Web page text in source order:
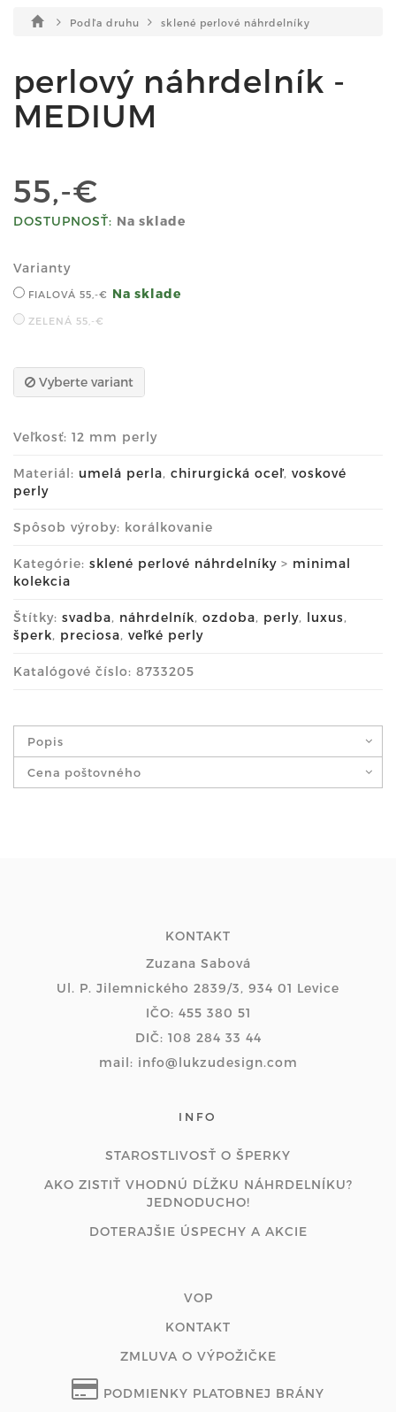
Podľa druhu sklené perlové náhrdelníky
perlový náhrdelník -
MEDIUM
55,-€
DOSTUPNOSŤ: Na sklade
Varianty
FIALOVÁ 55,-€ Na sklade
ZELENÁ 55,-€
Vyberte variant
Veľkosť: 12 mm perly
Materiál: umelá perla, chirurgická oceľ, voskové
perly
Spôsob výroby: korálkovanie
Kategórie: sklené perlové náhrdelníky > minimal
kolekcia
Štítky: svadba, náhrdelník, ozdoba, perly, luxus,
šperk, preciosa, veľké perly
Katalógové číslo: 8733205
Popis
Cena poštovného
KONTAKT
Zuzana Sabová
Ul. P. Jilemnického 2839/3, 934 01 Levice
IČO: 455 380 51
DIČ: 108 284 33 44
mail: info@lukzudesign.com
INFO
STAROSTLIVOSŤ O ŠPERKY
AKO ZISTIŤ VHODNÚ DĹŽKU NÁHRDELNÍKU?
JEDNODUCHO!
DOTERAJŠIE ÚSPECHY A AKCIE
VOP
KONTAKT
ZMLUVA O VÝPOŽIČKE
PODMIENKY PLATOBNEJ BRÁNY